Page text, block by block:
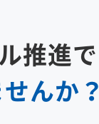
推進で
んか？